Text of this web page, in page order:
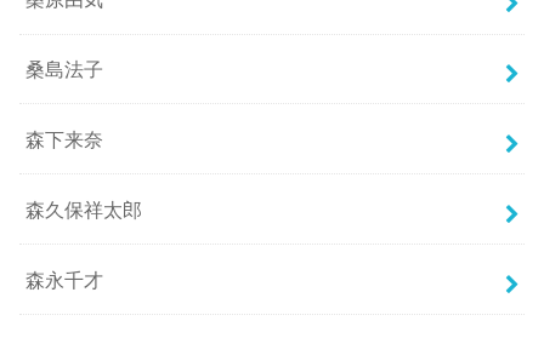
桑島法子
森下来奈
森久保祥太郎
森永千才